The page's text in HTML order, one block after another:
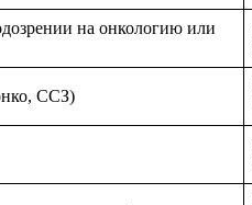
на онкологию или
ССЗ)